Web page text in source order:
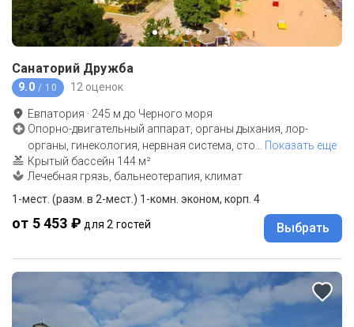
Санаторий Дружба
9.0 / 10 12 оценок
Евпатория · 245 м до Черного моря
Опорно-двигательный аппарат, органы дыхания, лор-
органы, гинекология, нервная система, сто
Показать еще
Крытый бассейн 144 м²
Лечебная грязь, бальнеотерапия, климат
1-мест. (разм. в 2-мест.) 1-комн. эконом, корп. 4
от 5 453 ₽ для 2 гостей Выбрать